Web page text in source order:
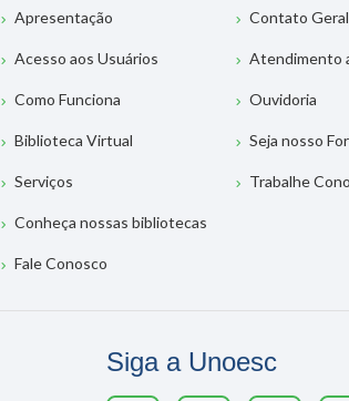
Apresentação
Acesso aos Usuários
Como Funciona
Biblioteca Virtual
Serviços
Conheça nossas bibliotecas
Fale Conosco
Contato Geral
Atendimento
Ouvidoria
Seja nosso
Trabalhe
Siga a Unoesc